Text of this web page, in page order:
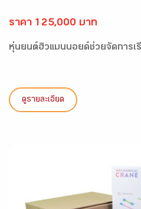
ราคา 125,000 บาท
หุ่นยนต์ฮิวแมนนอยด์ช่วยจัดการเ
ดูรายละเอียด